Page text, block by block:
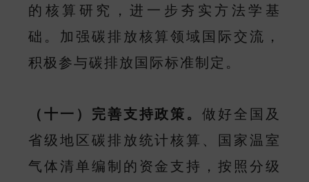
的核算研究，进一步夯实方法学基
础。加强碳排放核算领域国际交流，
积极参与碳排放国际标准制定。
（十一）完善支持政策。做好全国及
省级地区碳排放统计核算、国家温室
气体清单编制的资金支持，按照分级